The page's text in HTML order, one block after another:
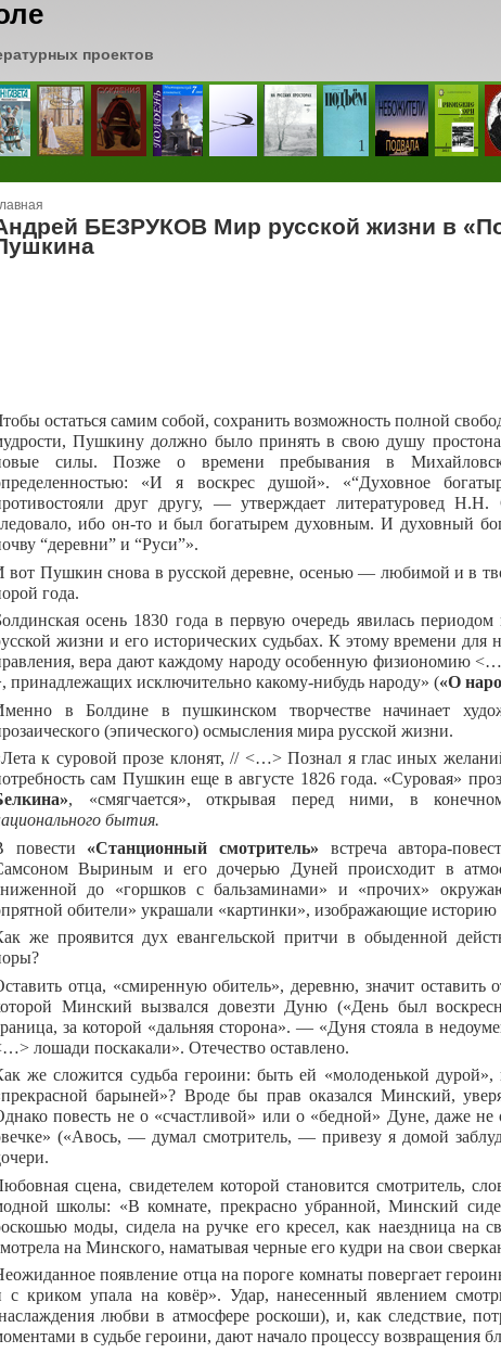
проектов
здесь
БЕЗРУКОВ Мир русской жизни в
остаться самим собой, сохранить возможность полной
Пушкину должно было принять в свою душу
силы. Позже о времени пребывания в
«И я воскрес душой». «“Духовное
друг другу, —утверждает литературовед
ибо он-то и был богатырем духовным. И духовный
“деревни” и “Руси”».
вот Пушкин снова в русской деревне, осенью — любимой и в
года.
осень 1830 года в первую очередь явилась
жизни и его исторических судьбах. К этому времени
вера дают каждому народу особенную физиономию
принадлежащих исключительно какому-нибудь народу» («О
в Болдине в пушкинском творчестве начинает
(эпического) осмысления мира русской жизни.
к суровой прозе клонят, // <…> Познал я глас иных
сам Пушкин еще в августе 1826 года. «Суровая»
, «смягчается», открывая перед ними, в
бытия.
повести «Станционный смотритель» встреча автора-
Выриным и его дочерью Дуней происходит в
до «горшков с бальзаминами» и «прочих»
обители» украшали «картинки», изображающие историю
же проявится дух евангельской притчи в обыденной
отца, «смиренную обитель», деревню, значит оставить
Минский вызвался довезти Дуню («День был
за которой «дальняя сторона». — «Дуня стояла в
лошади поскакали». Отечество оставлено.
же сложится судьба героини: быть ей «молоденькой
барыней»? Вроде бы прав оказался Минский,
повесть не о «счастливой» или о «бедной» Дуне, даже не
(«Авось, — думал смотритель, — привезу я домой
сцена, свидетелем которой становится смотритель,
школы: «В комнате, прекрасно убранной, Минский
моды, сидела на ручке его кресел, как наездница на
на Минского, наматывая черные его кудри на свои
появление отца на пороге комнаты повергает
с криком упала на ковёр». Удар, нанесенный явлением
любви в атмосфере роскоши), и, как следствие,
в судьбе героини, дают начало процессу возвращения